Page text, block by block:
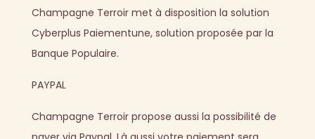
Champagne Terroir met à disposition la solution
Cyberplus Paiementune, solution proposée par la
Banque Populaire.
PAYPAL
Champagne Terroir propose aussi la possibilité de